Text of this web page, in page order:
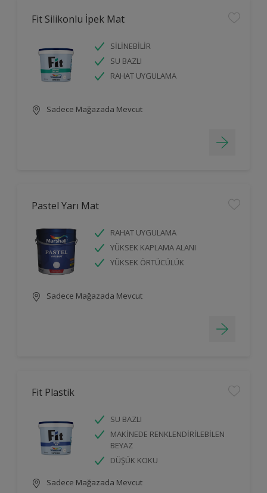
Fit Silikonlu İpek Mat
SİLİNEBİLİR
SU BAZLI
RAHAT UYGULAMA
Sadece Mağazada Mevcut
Pastel Yarı Mat
RAHAT UYGULAMA
YÜKSEK KAPLAMA ALANI
YÜKSEK ÖRTÜCÜLÜK
Sadece Mağazada Mevcut
Fit Plastik
SU BAZLI
MAKİNEDE RENKLENDİRİLEBİLEN
BEYAZ
DÜŞÜK KOKU
Sadece Mağazada Mevcut